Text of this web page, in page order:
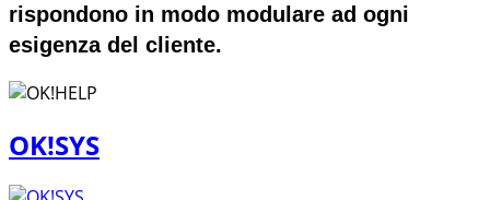
rispondono in modo modulare ad ogni
esigenza del cliente.
OK!SYS